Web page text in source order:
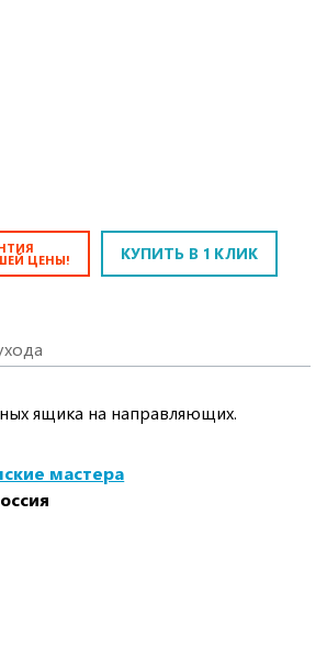
ЦЕНЫ! КУПИТЬ В 1 КЛИК
ящика на направляющих.
мастера